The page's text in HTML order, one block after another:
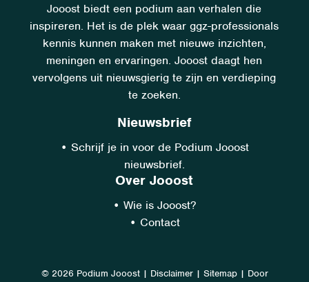
Jooost biedt een podium aan verhalen die
inspireren. Het is de plek waar ggz-professionals
kennis kunnen maken met nieuwe inzichten,
meningen en ervaringen. Jooost daagt hen
vervolgens uit nieuwsgierig te zijn en verdieping
te zoeken.
Nieuwsbrief
• Schrijf je in voor de Podium Jooost
nieuwsbrief.
Over Jooost
•Wie is Jooost?
• Contact
© 2026 Podium Jooost | Disclaimer | Sitemap | Door